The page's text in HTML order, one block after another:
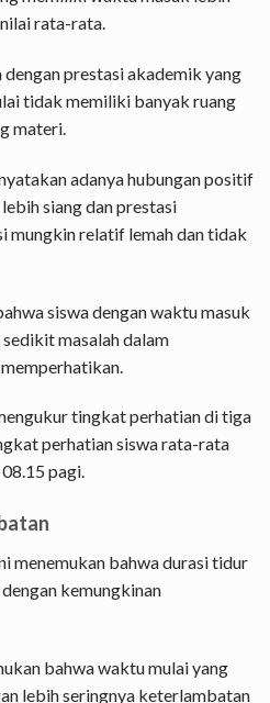
rata-rata.
prestasi akademik yang
tidak memiliki banyak ruang
materi.
adanya hubungan positif
siang dan prestasi
mungkin relatif lemah dan tidak
siswa dengan waktu masuk
masalah dalam
tingkat perhatian di tiga
perhatian siswa rata-rata
pagi.
menemukan bahwa durasi tidur
kemungkinan
bahwa waktu mulai yang
lebih seringnya keterlambatan